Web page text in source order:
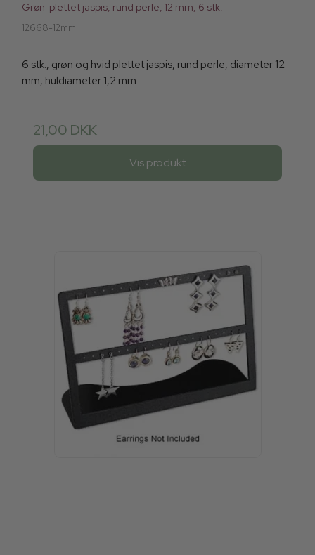
Grøn-plettet jaspis, rund perle, 12 mm, 6 stk.
12668-12mm
6 stk., grøn og hvid plettet jaspis, rund perle, diameter 12
mm, huldiameter 1,2 mm.
21,00 DKK
Vis produkt